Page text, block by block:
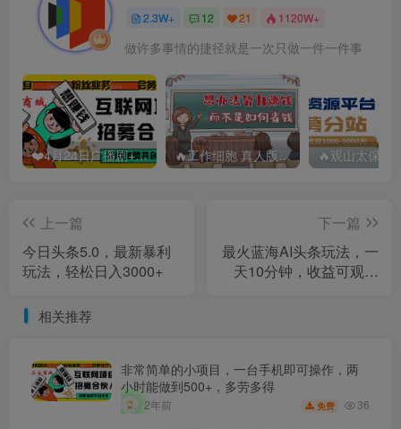
2.3W+ 12 21 1120W+
做许多事情的捷径就是一次只做一件一件事
❤️4月24日广播剧+有S剧单期合集 百度： 🔥工作细胞 真人版（2025）【日本/剧情/奇幻】 百度：
上一篇
今日头条5.0，最新暴利
玩法，轻松日入3000+
下一篇
最火蓝海AI头条玩法，一
天10分钟，收益可观，
相关推荐
非常简单的小项目，一台手机即可操作，两
小时能做到500+，多劳多得
2年前 免费 36